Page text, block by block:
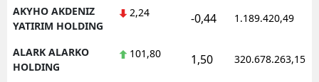
AKYHO AKDENIZ
YATIRIM HOLDING
2,24 -0,44 1.189.420,49
ALARK ALARKO
HOLDING
101,80 1,50 320.678.263,15